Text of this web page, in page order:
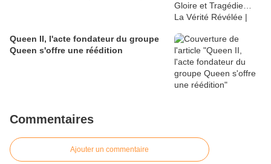
Queen II, l'acte fondateur du groupe
Queen s'offre une réédition
Commentaires
Ajouter un commentaire